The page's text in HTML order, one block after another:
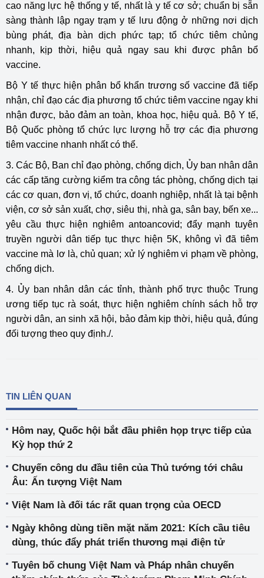
cao năng lực hệ thống y tế, nhất là y tế cơ sở; chuẩn bị sẵn
sàng thành lập ngay trạm y tế lưu động ở những nơi dịch
bùng phát, địa bàn dịch phức tạp; tổ chức tiêm chủng
nhanh, kịp thời, hiệu quả ngay sau khi được phân bổ
vaccine.
Bộ Y tế thực hiện phân bổ khẩn trương số vaccine đã tiếp
nhận, chỉ đạo các địa phương tổ chức tiêm vaccine ngay khi
nhận được, bảo đảm an toàn, khoa học, hiệu quả. Bộ Y tế,
Bộ Quốc phòng tổ chức lực lượng hỗ trợ các địa phương
tiêm vaccine nhanh nhất có thể.
3. Các Bộ, Ban chỉ đạo phòng, chống dịch, Ủy ban nhân dân
các cấp tăng cường kiểm tra công tác phòng, chống dịch tại
các cơ quan, đơn vị, tổ chức, doanh nghiệp, nhất là tại bệnh
viện, cơ sở sản xuất, chợ, siêu thị, nhà ga, sân bay, bến xe...
yêu cầu thực hiện nghiêm antoancovid; đẩy mạnh tuyên
truyền người dân tiếp tục thực hiện 5K, không vì đã tiêm
vaccine mà lơ là, chủ quan; xử lý nghiêm vi phạm về phòng,
chống dịch.
4. Ủy ban nhân dân các tỉnh, thành phố trực thuộc Trung
ương tiếp tục rà soát, thực hiện nghiêm chính sách hỗ trợ
người dân, an sinh xã hội, bảo đảm kịp thời, hiệu quả, đúng
đối tượng theo quy định./.
TIN LIÊN QUAN
Hôm nay, Quốc hội bắt đầu phiên họp trực tiếp của
Kỳ họp thứ 2
Chuyến công du đầu tiên của Thủ tướng tới châu
Âu: Ấn tượng Việt Nam
Việt Nam là đối tác rất quan trọng của OECD
Ngày không dùng tiền mặt năm 2021: Kích cầu tiêu
dùng, thúc đẩy phát triển thương mại điện tử
Tuyên bố chung Việt Nam và Pháp nhân chuyến